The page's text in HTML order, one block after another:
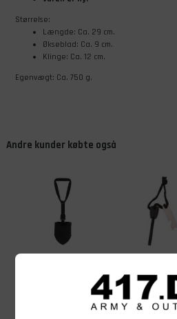
Størrelse:
Længde: Ca. 29 cm.
Økseblad: Ca. 9 cm.
Klinge: Ca. 12 cm.
Egenvægt: Ca. 750 g.
Andre kunder købte også
Tændstål,
fireflash, 100
mm
På lager - Køb nu